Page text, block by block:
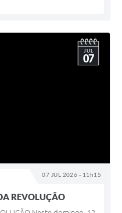
07 JUL 2026 - 11h15
JUL
07
REVOLUÇÃO